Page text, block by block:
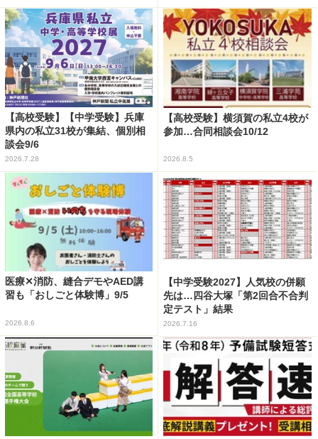
【高校受験】【中学受験】兵庫
県内の私立31校が集結、個別相
談会9/6
2026.7.28
【高校受験】横須賀の私立4校が
参加…合同相談会10/12
2026.8.5
医療✕消防、縫合デモやAED講
習も「おしごと体験博」9/5
2026.8.6
【中学受験2027】人気校の併願
先は…四谷大塚「第2回合不合判
定テスト」結果
2026.7.16